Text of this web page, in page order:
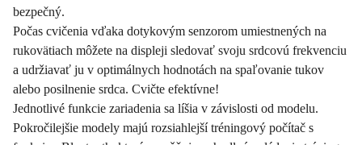
bezpečný.
Počas cvičenia vďaka dotykovým senzorom umiestnených na
rukovätiach môžete na displeji sledovať svoju srdcovú frekvenciu
a udržiavať ju v optimálnych hodnotách na spaľovanie tukov
alebo posilnenie srdca. Cvičte efektívne!
Jednotlivé funkcie zariadenia sa líšia v závislosti od modelu.
Pokročilejšie modely majú rozsiahlejší tréningový počítač s